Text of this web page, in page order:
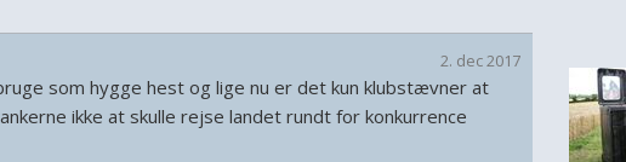
2. dec 2017
som hygge hest og lige nu er det kun klubstævner at
ikke at skulle rejse landet rundt for konkurrence